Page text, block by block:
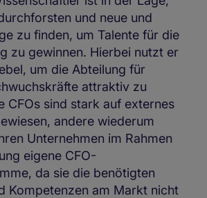
und neue und
zu finden, um Talente für die
zu gewinnen. Hierbei nutzt er
um die Abteilung für
attraktiv zu
CFOs sind stark auf externes
andere wiederum
Unternehmen im Rahmen
eigene CFO-
da sie die benötigten
Kompetenzen am Markt nicht